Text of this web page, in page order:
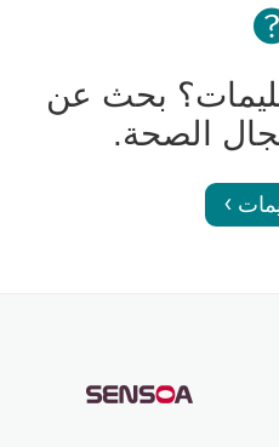
بحث عن
الصحة.